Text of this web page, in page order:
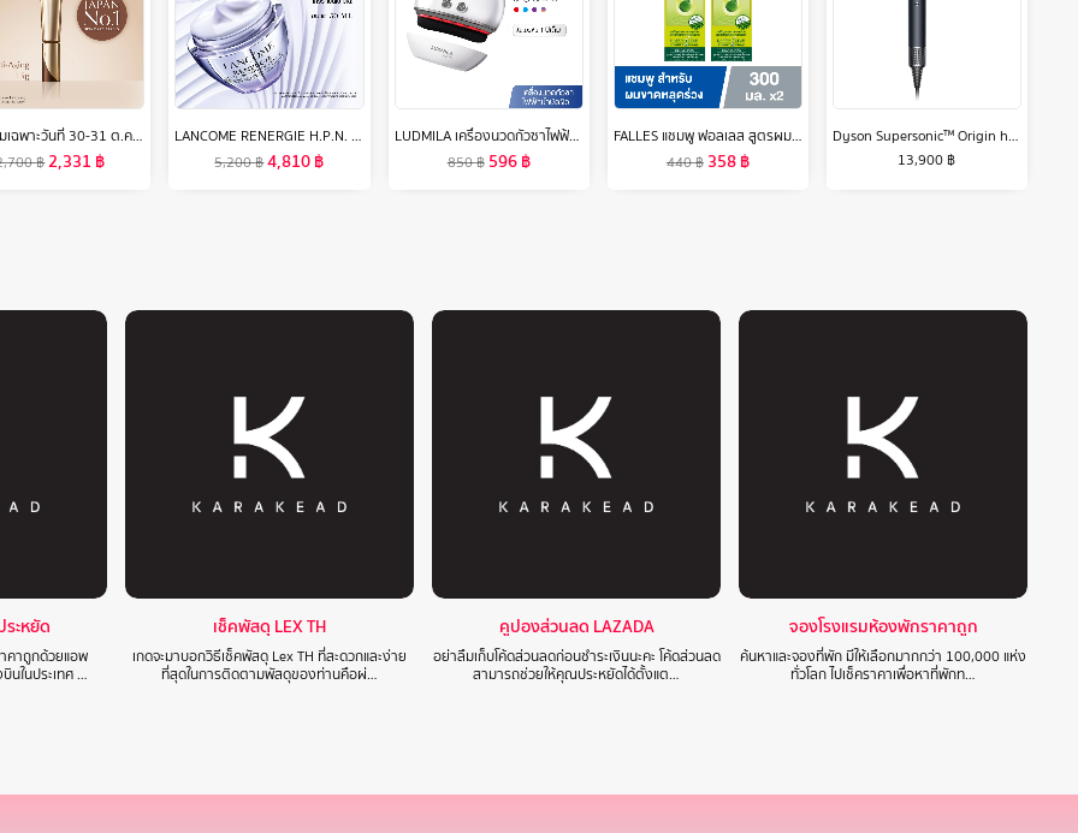
[ของแถมเฉพาะวันที่ 30-31 ต.ค.67 เท่านั้น]ELIXIR เรตินอล พาวเวอร์ ริงเกิล สมูทติ้ง ครีม 15ก. (เรตินอลครีมลดเลือนริ้วรอยร่องลึก)
฿2,331 ฿
LANCOME RENERGIE H.P.N. 300 PEPTIDE CREAM 50ML มอยเจอไรเซอร์ ชะลอเวลาความร่วงโรยของผิว พร้อมเผยผิวใหม่ที่ดูอ่อนเยาว์ เนื้อบางเบา (สกินแคร์ มอยซ์เจอร์ไรเซอร์ Moisturizer ครีมบำรุง Retinol ทดแทนเรตินอล ลังโคม)
5,200฿4,810฿
LUDMILA เครื่องนวดกัวซาไฟฟ้าบำบัดผิว ด้วยหินธรรมNatural Stone Electric Gua Sha ยกกระชับใบหน้า
850฿ 596฿
FALLES แชมพู ฟอลเลส สูตรผมหนานุ่มแข็งแรง 300 มล 2 ขวด
440฿ 358฿
Dyson Supersonic™ Origin hair dryer Black/Nickel ไดร์เป่าผม สีดำ
13,900 ฿
ะหยัด
คาถูกด้วยแอพ
นในประเทศ …
เช็คพัสดุ LEX TH
เกดจะมาบอกวิธีเช็คพัสดุ Lex TH ที่สะดวกและง่าย
ที่สุดในการติดตามพัสดุของท่านคือผ่…
คูปองส่วนลด LAZADA
อย่าลืมเก็บโค้ดส่วนลดก่อนชำระเงินนะคะ โค้ดส่วนลด
สามารถช่วยให้คุณประหยัดได้ตั้งแต…
จองโรงแรมห้องพักราคาถูก
ค้นหาและจองที่พัก มีให้เลือกมากกว่า 100,000 แห่ง
ทั่วโลก ไปเช็คราคาเพื่อหาที่พักท…